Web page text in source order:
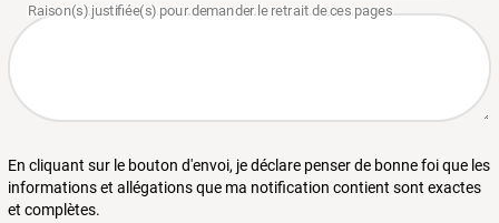
En cliquant sur le bouton d'envoi, je déclare penser de bonne foi que les
informations et allégations que ma notification contient sont exactes
et complètes.